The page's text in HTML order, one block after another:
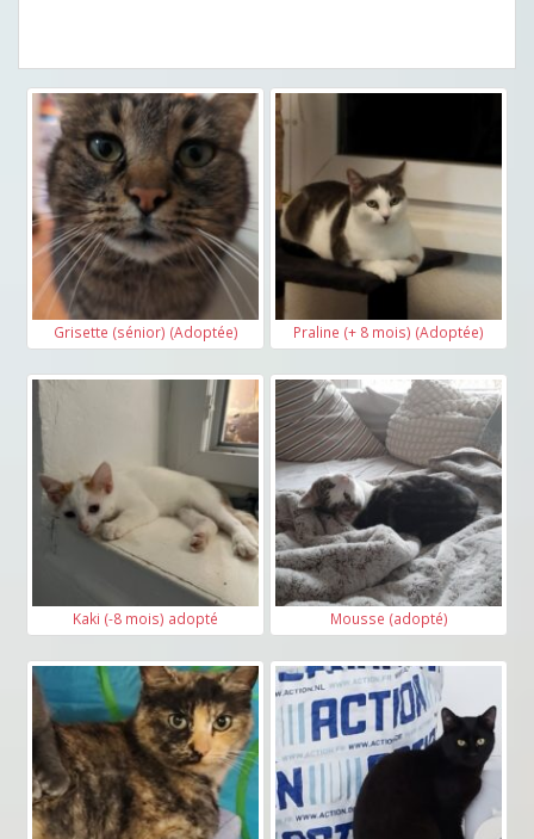
Grisette (sénior) (Adoptée) Praline (+ 8 mois) (Adoptée)
Kaki (-8 mois) adopté Mousse (adopté)